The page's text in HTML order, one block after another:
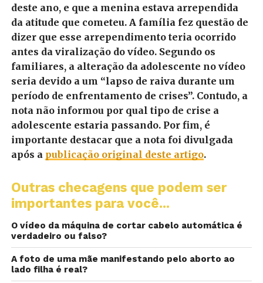
deste ano, e que a menina estava arrependida
da atitude que cometeu. A família fez questão de
dizer que esse arrependimento teria ocorrido
antes da viralização do vídeo. Segundo os
familiares, a alteração da adolescente no vídeo
seria devido a um “lapso de raiva durante um
período de enfrentamento de crises”. Contudo, a
nota não informou por qual tipo de crise a
adolescente estaria passando. Por fim, é
importante destacar que a nota foi divulgada
após a publicação original deste artigo.
Outras checagens que podem ser
importantes para você...
O vídeo da máquina de cortar cabelo automática é
verdadeiro ou falso?
A foto de uma mãe manifestando pelo aborto ao
lado filha é real?